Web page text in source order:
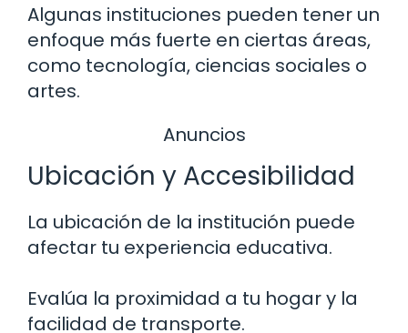
Algunas instituciones pueden tener un
enfoque más fuerte en ciertas áreas,
como tecnología, ciencias sociales o
artes.
Anuncios
Ubicación y Accesibilidad
La ubicación de la institución puede
afectar tu experiencia educativa.
Evalúa la proximidad a tu hogar y la
facilidad de transporte.